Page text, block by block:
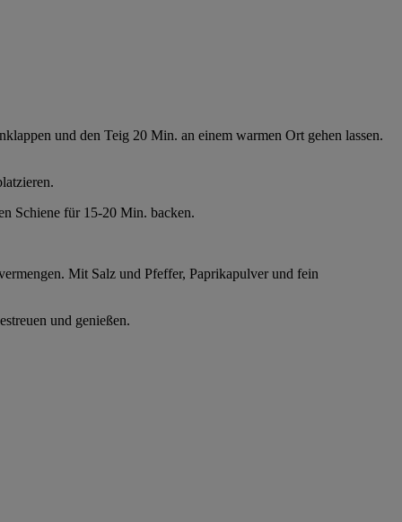
und den Teig 20 Min. an einem warmen Ort gehen lassen.
Schiene für 15-20 Min. backen.
Mit Salz und Pfeffer, Paprikapulver und fein
und genießen.